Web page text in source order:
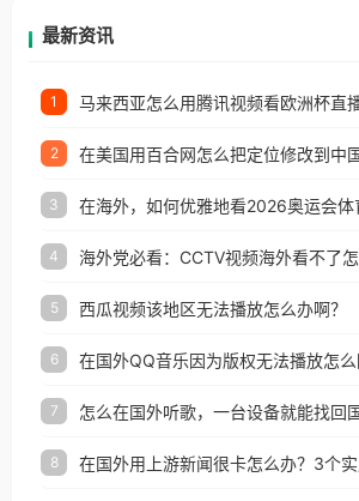
最新资讯
1
2
3
4
5 西瓜视频该地区无法播放怎么办啊？
6
7 怎么在国外听歌，一台设备就能找回
8